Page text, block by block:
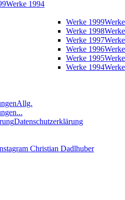
Werke 1994
Werke 1999
Werke 1998
Werke 1997
Werke 1996
Werke 1995
Werke 1994
Allg.
Datenschutzerklärung
Christian Dadlhuber